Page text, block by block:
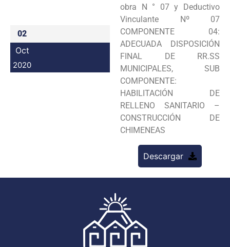
Intranet
02
Oct
2020
obra N ° 07 y Deductivo
Vinculante Nº 07
COMPONENTE 04:
ADECUADA DISPOSICIÓN
FINAL DE RR.SS
MUNICIPALES, SUB
COMPONENTE:
HABILITACIÓN DE
RELLENO SANITARIO –
CONSTRUCCIÓN DE
CHIMENEAS
Descargar